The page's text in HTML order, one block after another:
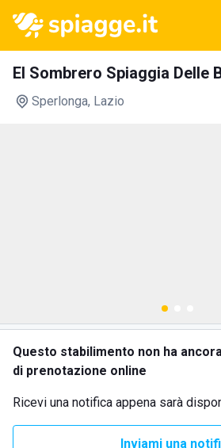
El Sombrero Spiaggia Delle
Sperlonga, Lazio
Questo stabilimento non ha
di prenotazione online
Ricevi una notifica appena sarà
Inviami una